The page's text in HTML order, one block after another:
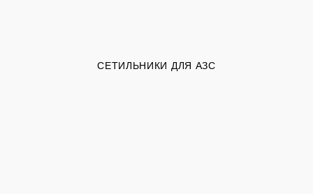
СЕТИЛЬНИКИ ДЛЯ АЗС